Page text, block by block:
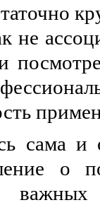
не
сама и
о
важных